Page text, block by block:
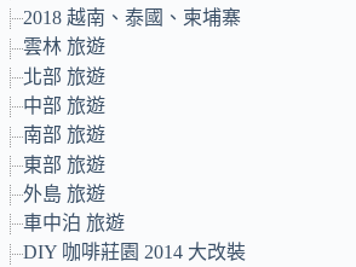
2018 越南、泰國、柬埔寨
雲林 旅遊
北部 旅遊
中部 旅遊
南部 旅遊
東部 旅遊
外島 旅遊
車中泊 旅遊
DIY 咖啡莊園 2014 大改裝